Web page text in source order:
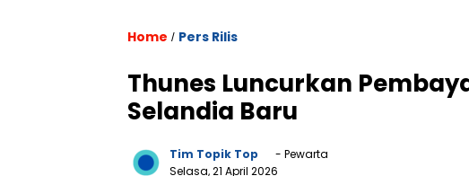
Home / Pers Rilis
Thunes Luncurkan
Selandia Baru
Tim Topik Top
- Pewarta
Selasa, 21 April 2026